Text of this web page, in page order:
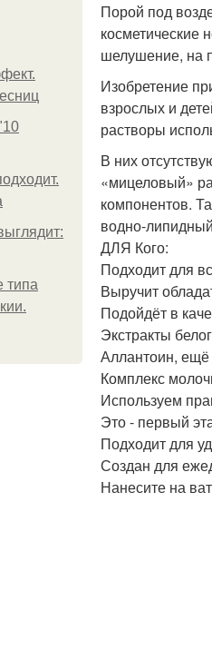
типа
Порой под
косметические
шелушение, на
Изобретение
взрослых и
растворы
В них
«мицеловый»
компонентов.
водно-
ДЛЯ Кого:
Подходит для
Выручит
Подойдёт в
Экстракты
Аллантоин, ещё
Комплекс
Используем
Это - первый
Подходит для
Создан для
Нанесите на